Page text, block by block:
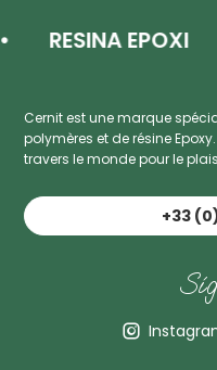
RESINA EPOXI
Cernit est une marque
polymères et de résine
travers le monde pour le
+33